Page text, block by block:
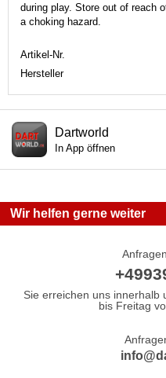
during play. Store out of reach
a choking hazard.
Artikel-Nr.
Hersteller
Dartworld
In App öffnen
Wir helfen gerne weiter
Sie erreichen uns innerhalb
bis Freitag